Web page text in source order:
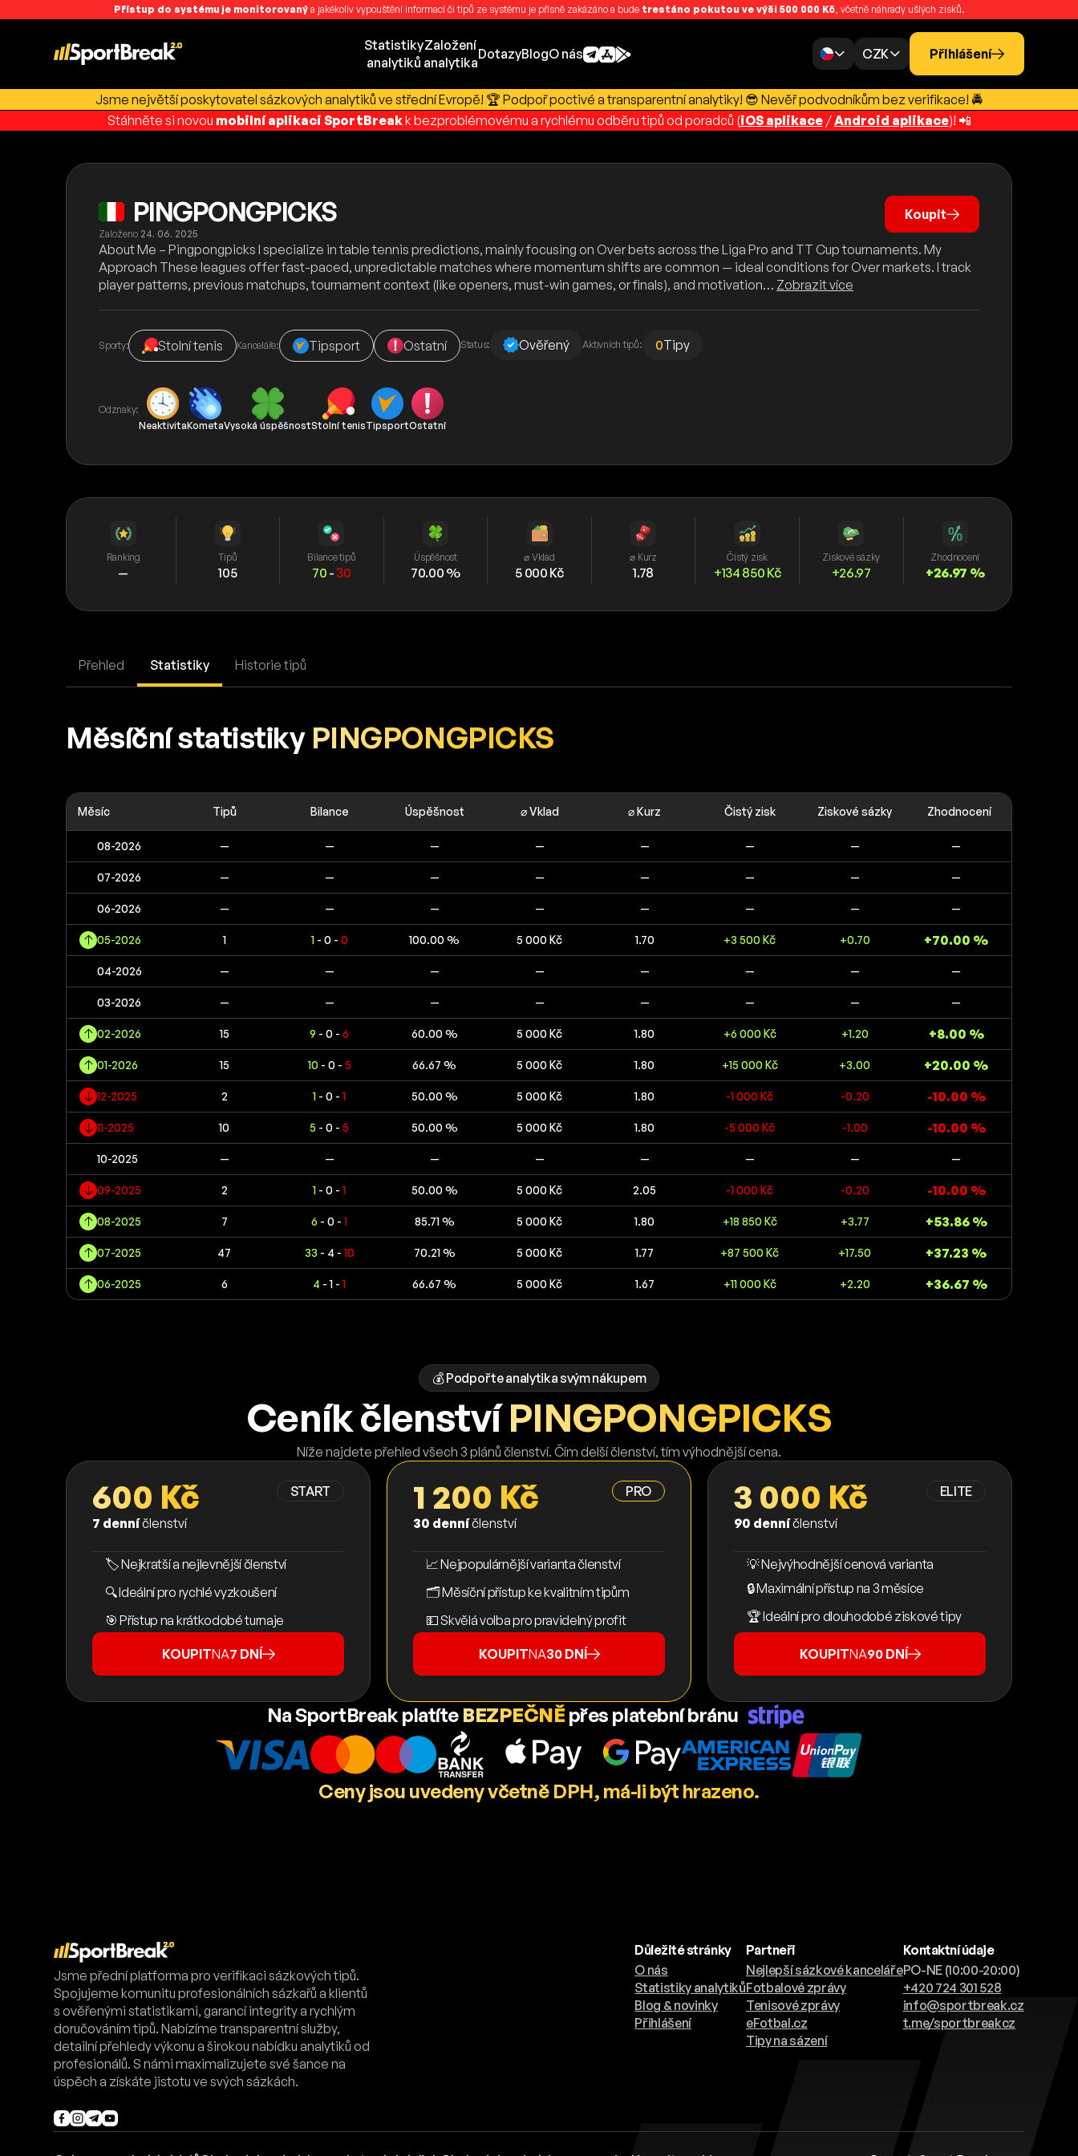
Přístup do systému je monitorovanýa jakékoliv vypouštění informací či tipů ze systému je přísně zakázáno a bude trestáno pokutou ve výši 500 000 Kč, včetně náhrady ušlých zisků.
Statistiky
analytiků
Založení
analytika
DotazyBlogO nás CZK Přihlášení
Jsme největší poskytovatel sázkových analytiků ve střední Evropě! 🏆 Podpoř poctivé a transparentní analytiky! 😎 Nevěř podvodníkům bez verifikace! 🚔
Stáhněte si novou mobilní aplikaci SportBreakk bezproblémovému a rychlému odběru tipů od poradců (iOS aplikace/Android aplikace)! 📲
PINGPONGPICKS
Založeno 24. 06. 2025
Koupit
About Me – Pingpongpicks I specialize in table tennis predictions, mainly focusing on Over bets across the Liga Pro and TT Cup tournaments. My
Approach These leagues offer fast-paced, unpredictable matches where momentum shifts are common — ideal conditions for Over markets. I track
player patterns, previous matchups, tournament context (like openers, must-win games, or finals), and motivation… Zobrazit více
Sporty: Stolní tenis Kanceláře: Tipsport Ostatní Status: Ověřený Aktivních tipů: 0Tipy
Odznaky:
NeaktivitaKometaVysoká úspěšnostStolní tenisTipsportOstatní
Ranking
—
Tipů
105
Bilance tipů
70 - 30
Úspěšnost
70.00 %
⌀ Vklad
5 000 Kč
⌀ Kurz
1.78
Čistý zisk
+134 850 Kč
Ziskové sázky
+26.97
Zhodnocení
+26.97 %
Přehled Statistiky Historie tipů
Měsíční statistiky PINGPONGPICKS
Měsíc Tipů Bilance Úspěšnost ⌀ Vklad ⌀ Kurz Čistý zisk Ziskové sázky Zhodnocení
08-2026 — — — — — — — —
07-2026 — — — — — — — —
06-2026 — — — — — — — —
05-2026 1 1- 0 - 0 100.00 % 5 000 Kč 1.70 +3 500 Kč +0.70 +70.00 %
04-2026 — — — — — — — —
03-2026 — — — — — — — —
02-2026 15 9 - 0 - 6 60.00 % 5 000 Kč 1.80 +6 000 Kč +1.20 +8.00 %
01-2026 15 10- 0 - 5 66.67 % 5 000 Kč 1.80 +15 000 Kč +3.00 +20.00 %
12-2025 2 1 - 0 -1 50.00 % 5 000 Kč 1.80 -1 000 Kč -0.20 -10.00 %
11-2025 10 5 - 0 - 5 50.00 % 5 000 Kč 1.80 -5 000 Kč -1.00 -10.00 %
10-2025 — — — — — — — —
09-2025 2 1 - 0 -1 50.00 % 5 000 Kč 2.05 -1 000 Kč -0.20 -10.00 %
08-2025 7 6 - 0 -1 85.71 % 5 000 Kč 1.80 +18 850 Kč +3.77 +53.86 %
07-2025 47 33 - 4 -10 70.21 % 5 000 Kč 1.77 +87 500 Kč +17.50 +37.23 %
06-2025 6 4 - 1 -1 66.67 % 5 000 Kč 1.67 +11 000 Kč +2.20 +36.67 %
💰 Podpořte analytika svým nákupem
Ceník členstvíPINGPONGPICKS
Níže najdete přehled všech 3 plánů členství. Čím delší členství, tím výhodnější cena.
START
600 Kč
7 denníčlenství
🏷️ Nejkratší a nejlevnější členství
🔍 Ideální pro rychlé vyzkoušení
🎯 Přístup na krátkodobé turnaje
KOUPITNA7 DNÍ
PRO
1 200 Kč
30 denníčlenství
📈 Nejpopulárnější varianta členství
🗂️ Měsíční přístup ke kvalitním tipům
💵 Skvělá volba pro pravidelný profit
KOUPITNA30 DNÍ
ELITE
3 000 Kč
90 denníčlenství
💡 Nejvýhodnější cenová varianta
🔒 Maximální přístup na 3 měsíce
🏆 Ideální pro dlouhodobé ziskové tipy
KOUPITNA90 DNÍ
Na SportBreak platíte BEZPEČNĚ přes platební bránu
Ceny jsou uvedeny včetně DPH, má-li být hrazeno.
Jsme přední platforma pro verifikaci sázkových tipů.
Spojujeme komunitu profesionálních sázkařů a klientů
s ověřenými statistikami, garancí integrity a rychlým
doručováním tipů. Nabízíme transparentní služby,
detailní přehledy výkonu a širokou nabídku analytiků od
profesionálů. S námi maximalizujete své šance na
úspěch a získáte jistotu ve svých sázkách.
Důležité stránky
O nás
Statistiky analytiků
Blog & novinky
Přihlášení
Partneři
Nejlepší sázkové kanceláře
Fotbalové zprávy
Tenisové zprávy
eFotbal.cz
Tipy na sázení
Kontaktní údaje
PO-NE (10:00-20:00)
+420 724 301 528
info@sportbreak.cz
t.me/sportbreakcz